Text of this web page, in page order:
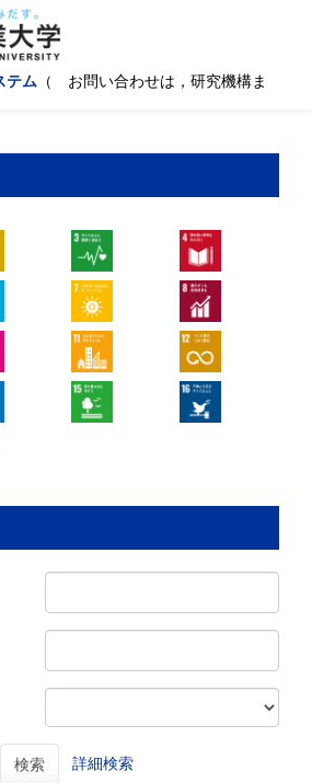
テム （ お問い合わせは，研究機構ま
検索 詳細検索